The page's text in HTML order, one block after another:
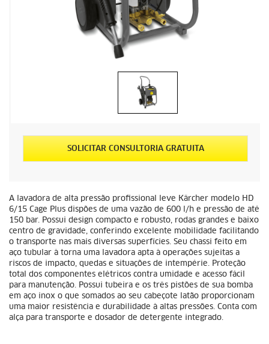
SOLICITAR CONSULTORIA GRATUITA
A lavadora de alta pressão profissional leve Kärcher modelo HD
6/15 Cage Plus dispões de uma vazão de 600 l/h e pressão de até
150 bar. Possui design compacto e robusto, rodas grandes e baixo
centro de gravidade, conferindo excelente mobilidade facilitando
o transporte nas mais diversas superfícies. Seu chassi feito em
aço tubular à torna uma lavadora apta à operações sujeitas a
riscos de impacto, quedas e situações de intempérie. Proteção
total dos componentes elétricos contra umidade e acesso fácil
para manutenção. Possui tubeira e os três pistões de sua bomba
em aço inox o que somados ao seu cabeçote latão proporcionam
uma maior resistência e durabilidade à altas pressões. Conta com
alça para transporte e dosador de detergente integrado.